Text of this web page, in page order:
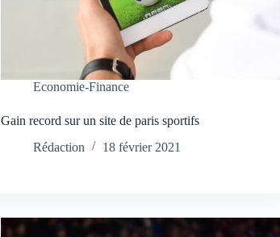
Economie-Finance
Gain record sur un site de paris sportifs
Rédaction
18 février 2021